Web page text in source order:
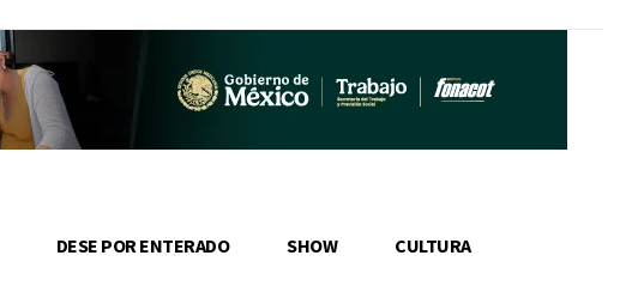
DESE POR ENTERADO SHOW CULTURA